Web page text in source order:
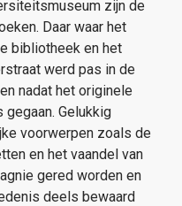
zijn de
Daar waar het
bibliotheek en het
werd pas in de
nadat het originele
Gelukkig
voorwerpen zoals de
en het vaandel van
gered worden en
deels bewaard